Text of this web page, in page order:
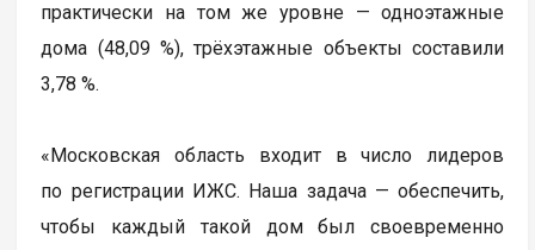
практически на том же уровне — одноэтажные
дома (48,09 %), трёхэтажные объекты составили
3,78 %.
«Московская область входит в число лидеров
по регистрации ИЖС. Наша задача — обеспечить,
чтобы каждый такой дом был своевременно